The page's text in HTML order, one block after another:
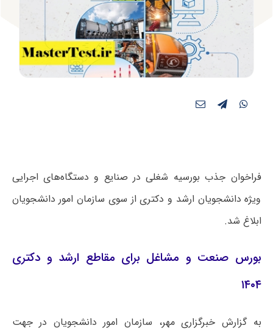
فراخوان جذب بورسیه شغلی در صنایع و دستگاه‌های اجرایی
ویژه دانشجویان ارشد و دکتری از سوی سازمان امور دانشجویان
ابلاغ شد.
بورس صنعت و مشاغل برای مقاطع ارشد و دکتری
۱۴۰۴
به گزارش خبرگزاری مهر، سازمان امور دانشجویان در جهت